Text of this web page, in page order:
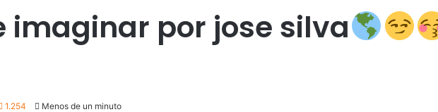
imaginar por jose silva
1.254 Menos de un minuto